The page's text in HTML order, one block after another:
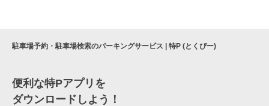
駐車場予約・駐車場検索のパーキングサービス | 特P (とくぴー)
便利な特Pアプリを
ダウンロードしよう！